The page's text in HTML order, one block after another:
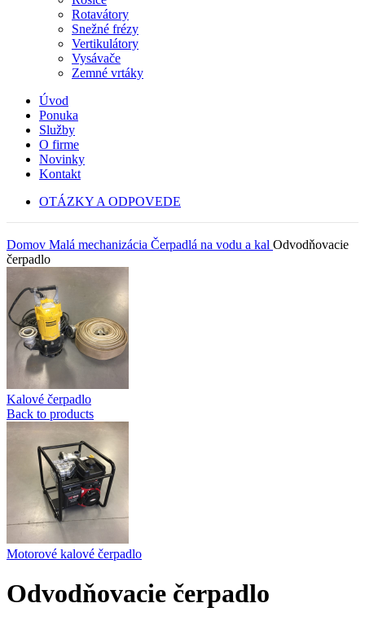
Rotavátory
Snežné frézy
Vertikulátory
Vysávače
Zemné vrtáky
Úvod
Ponuka
Služby
O firme
Novinky
Kontakt
OTÁZKY A ODPOVEDE
Domov Malá mechanizácia Čerpadlá na vodu a kal Odvodňovacie
čerpadlo
Kalové čerpadlo
Back to products
Motorové kalové čerpadlo
Odvodňovacie čerpadlo